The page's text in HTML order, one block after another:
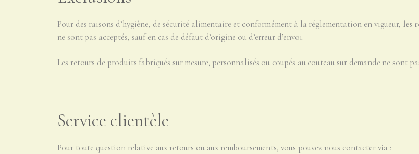
Pour des raisons d’hygiène, de sécurité alimentaire et conformément à la réglementation en vigueur, les
ne sont pas acceptés, sauf en cas de défaut d’origine ou d’erreur d’envoi.
Les retours de produits fabriqués sur mesure, personnalisés ou coupés au couteau sur demande ne sont
Service clientèle
Pour toute question relative aux retours ou aux remboursements, vous pouvez nous contacter via :